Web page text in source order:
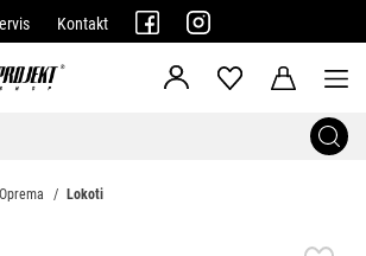
Kontakt
Oprema Lokoti